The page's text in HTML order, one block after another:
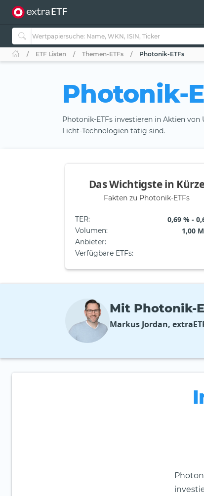
ETF Listen Themen-ETFs Photonik-ETFs
Photonik-
Photonik-ETFs investieren in Aktien
Licht-Technologien tätig sind.
Das Wichtigste in
Fakten zu Photonik-ETFs
TER: 0,69 % -
Volumen: 1,00
Anbieter:
Verfügbare ETFs:
Mit Photonik-
Markus Jordan,